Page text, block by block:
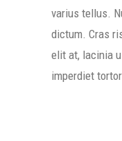
varius tellus.
dictum. Cras
elit at, lacinia
imperdiet